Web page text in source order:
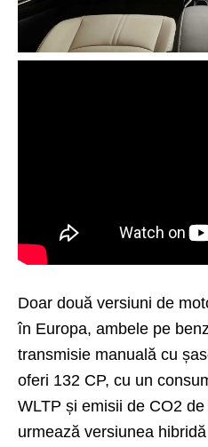
Doar două versiuni de
în Europa, ambele pe
transmisie manuală cu
oferi 132 CP, cu un
WLTP și emisii de CO2
urmează versiunea